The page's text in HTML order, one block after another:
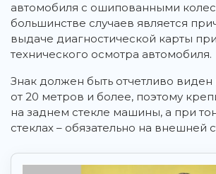
автомобиля с ошипованными
большинстве случаев является
выдаче диагностической карты
технического осмотра автомобиля.
Знак должен быть отчетливо виден
от 20 метров и более, поэтому
на заднем стекле машины, а при
стеклах – обязательно на внешней